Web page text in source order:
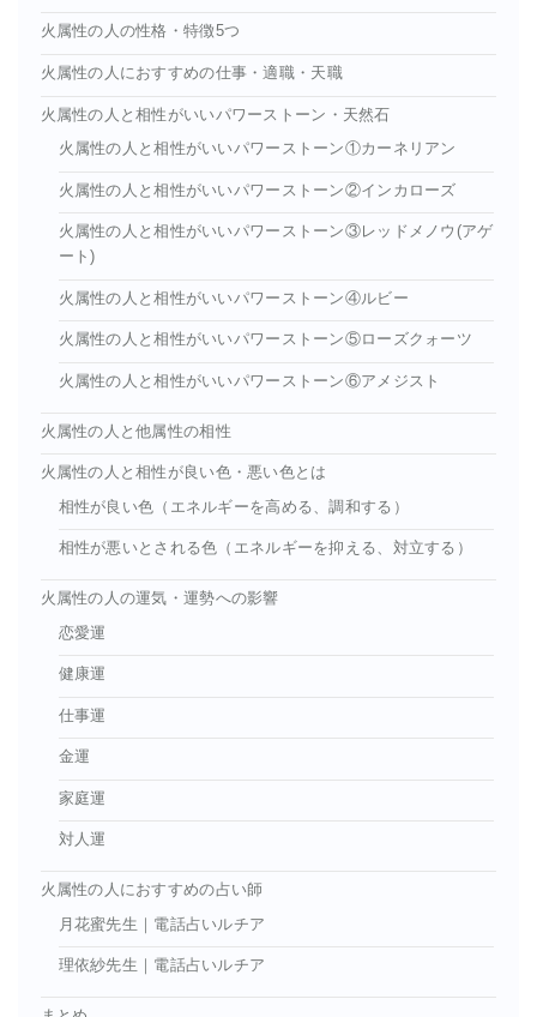
火属性の人の性格・特徴5つ
火属性の人におすすめの仕事・適職・天職
火属性の人と相性がいいパワーストーン・天然石
火属性の人と相性がいいパワーストーン①カーネリアン
火属性の人と相性がいいパワーストーン②インカローズ
火属性の人と相性がいいパワーストーン③レッドメノウ(アゲ
ート)
火属性の人と相性がいいパワーストーン④ルビー
火属性の人と相性がいいパワーストーン⑤ローズクォーツ
火属性の人と相性がいいパワーストーン⑥アメジスト
火属性の人と他属性の相性
火属性の人と相性が良い色・悪い色とは
相性が良い色（エネルギーを高める、調和する）
相性が悪いとされる色（エネルギーを抑える、対立する）
火属性の人の運気・運勢への影響
恋愛運
健康運
仕事運
金運
家庭運
対人運
火属性の人におすすめの占い師
月花蜜先生｜電話占いルチア
理依紗先生｜電話占いルチア